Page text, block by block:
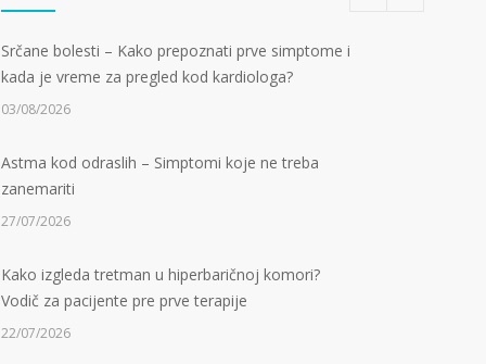
Srčane bolesti – Kako prepoznati prve simptome i
kada je vreme za pregled kod kardiologa?
03/08/2026
Astma kod odraslih – Simptomi koje ne treba
zanemariti
27/07/2026
Kako izgleda tretman u hiperbaričnoj komori?
Vodič za pacijente pre prve terapije
22/07/2026